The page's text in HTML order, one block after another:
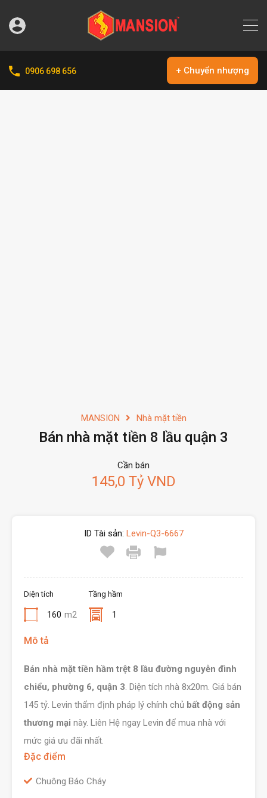
0906 698 656 + Chuyển nhượng
MANSION Nhà mặt tiền
Bán nhà mặt tiền 8 lầu quận 3
Cần bán
145,0 Tỷ VND
ID Tài sản: Levin-Q3-6667
Diện tích
160 m2
Tầng hầm
1
Mô tả
Bán nhà mặt tiền hầm trệt 8 lầu đường nguyễn đình
chiểu, phường 6, quận 3. Diện tích nhà 8x20m. Giá bán
145 tỷ. Levin thẩm định pháp lý chính chủ bất động sản
thương mại này. Liên Hệ ngay Levin để mua nhà với
mức giá ưu đãi nhất.
Đặc điểm
Chuông Báo Cháy